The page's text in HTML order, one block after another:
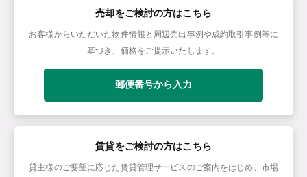
売却をご検討の方はこちら
お客様からいただいた物件情報と周辺売出事例や成約取引事例等に
基づき、価格をご提示いたします。
郵便番号から入力
賃貸をご検討の方はこちら
貸主様のご要望に応じた賃貸管理サービスのご案内をはじめ、市場